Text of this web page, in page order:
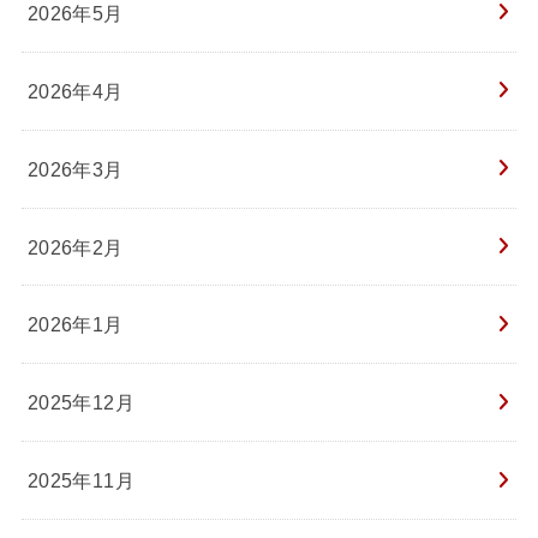
2026年5月
2026年4月
2026年3月
2026年2月
2026年1月
2025年12月
2025年11月